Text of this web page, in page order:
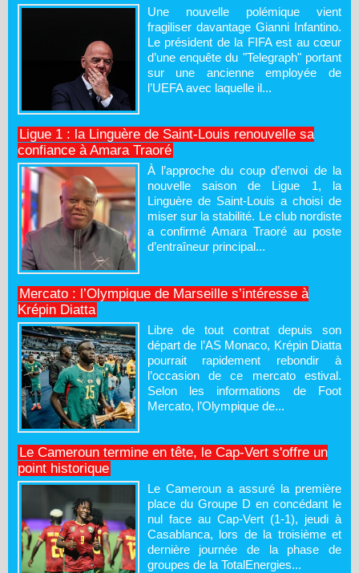
Une nouvelle polémique vient
fragiliser davantage Gianni Infantino.
Le président de la FIFA est au cœur
d’une enquête du "Telegraph" portant
sur une ancienne employée de
l’UEFA avec laquelle il...
Ligue 1 : la Linguère de Saint-Louis renouvelle sa
confiance à Amara Traoré
À l’approche du coup d’envoi de la
nouvelle saison de Ligue 1, la
Linguère de Saint-Louis a choisi de
miser sur la stabilité. Le club nordiste
a confirmé Amara Traoré au poste
d’entraîneur principal...
Mercato : l’Olympique de Marseille s’intéresse à
Krépin Diatta
Libre de tout contrat depuis son
départ de l’AS Monaco, Krépin Diatta
pourrait rapidement rebondir à
l’occasion de ce mercato estival.
Selon les informations de Foot
Mercato, l’Olympique de...
Le Cameroun termine en tête, le Cap-Vert s'offre un
point historique
Le Cameroun a assuré la première
place du Groupe D en concédant le
nul face au Cap-Vert (1-1), jeudi à
Casablanca, lors de la troisième et
dernière journée de la phase de
groupes de la TotalEnergies...